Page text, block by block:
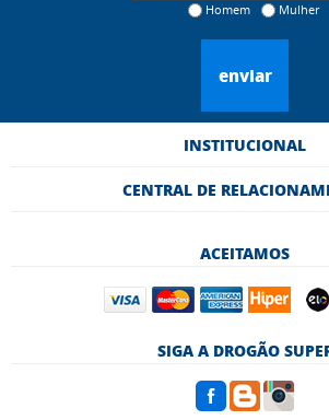
Homem Mulher
enviar
INSTITUCIONAL
CENTRAL DE
ACEITAMOS
SIGA A DROGÃO